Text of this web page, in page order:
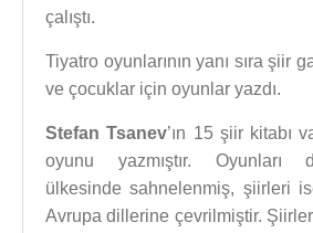
çalıştı.
Tiyatro oyunlarının yanı sıra şiir
ve çocuklar için oyunlar yazdı.
Stefan Tsanev’ın 15 şiir kitabı
oyunu yazmıştır. Oyunları
ülkesinde sahnelenmiş, şiirleri
Avrupa dillerine çevrilmiştir.